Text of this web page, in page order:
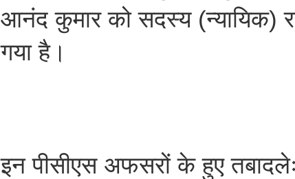
आनंद कुमार को सदस्य (न्यायिक)
गया है।
इन पीसीएस अफसरों के हुए